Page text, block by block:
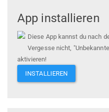
App installieren
Diese App kannst du nach
Vergesse nicht,
aktivieren!
INSTALLIEREN